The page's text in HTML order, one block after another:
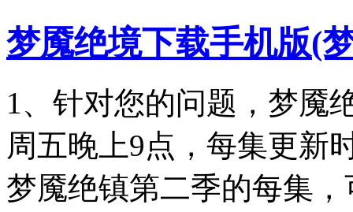
梦魇绝境下载手机版(
1、针对您的问题，梦魇
周五晚上9点，每集更新
梦魇绝镇第二季的每集